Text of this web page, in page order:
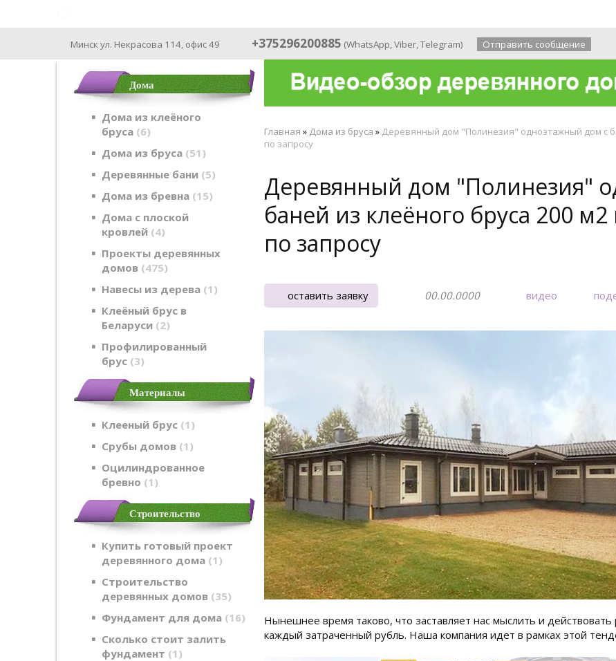
Минск ул. Некрасова 114, офис 49 +375296200885 (WhatsApp,Viber,Telegram) Отправить сообщение
Дома
Дома из клеёного
бруса 6
Дома из бруса 51
Деревянные бани 5
Дома из бревна 15
Дома с плоской
кровлей 4
Проекты деревянных
домов 475
Навесы из дерева 1
Клеёный брус в
Беларуси 2
Профилированный
брус 3
Материалы
Клееный брус 1
Срубы домов 1
Оцилиндрованное
бревно 1
Строительство
Купить готовый проект
деревянного дома 1
Строительство
деревянных домов 35
Фундамент для дома 16
Сколько стоит залить
фундамент 1
Главная » Дома из бруса » Деревянный дом "Полинезия" одноэтажный дом с
по запросу
Деревянный дом "Полинезия"
баней из клеёного бруса 200
по запросу
оставить заявку 00.00.0000 видео
Нынешнее время таково, что заставляет нас мыслить и
каждый затраченный рубль. Наша компания идет в рамках этой